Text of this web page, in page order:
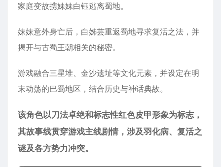
家庭变故携妹妹白钰逃离蜀地。
妹妹意外身亡后，白姊芸重返蜀地寻求复活之法，并
揭开与古蜀王朝相关的秘密。
游戏融合三星堆、金沙遗址等文化元素，并设定在明
末动荡的巴蜀地区，结合历史与神话典故。
该角色以刀法卓绝和标志性红色皮甲形象为标志，
其故事线贯穿游戏主线剧情，涉及羽化病、复活之
谜及各方势力冲突。